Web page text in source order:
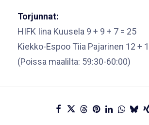
Torjunnat:
HIFK Iina Kuusela 9 + 9 + 7 = 25
Kiekko-Espoo Tiia Pajarinen 12 +
(Poissa maalilta: 59:30-60:00)